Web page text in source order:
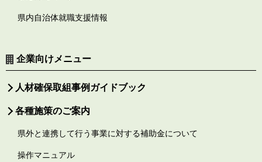
県内自治体就職支援情報
企業向けメニュー
人材確保取組事例ガイドブック
各種施策のご案内
県外と連携して行う事業に対する補助金について
操作マニュアル